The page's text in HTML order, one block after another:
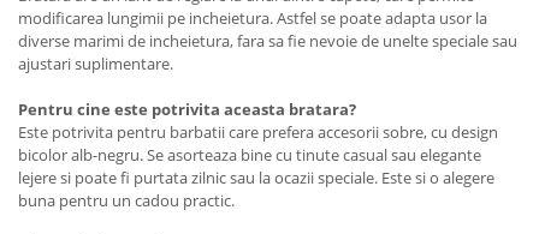
modificarea lungimii pe incheietura. Astfel se poate adapta usor la
diverse marimi de incheietura, fara sa fie nevoie de unelte speciale sau
ajustari suplimentare.
Pentru cine este potrivita aceasta bratara?
Este potrivita pentru barbatii care prefera accesorii sobre, cu design
bicolor alb-negru. Se asorteaza bine cu tinute casual sau elegante
lejere si poate fi purtata zilnic sau la ocazii speciale. Este si o alegere
buna pentru un cadou practic.